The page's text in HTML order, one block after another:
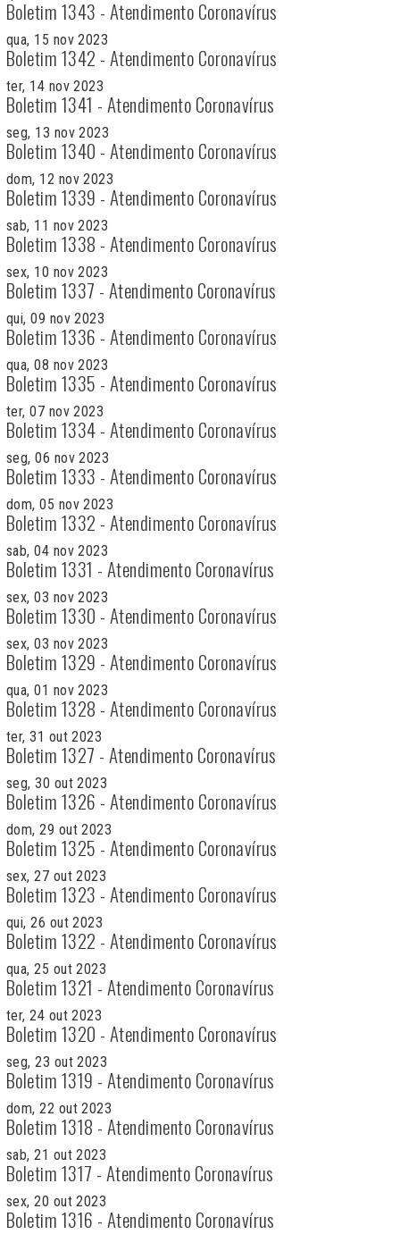
Boletim 1343 - Atendimento Coronavírus
qua, 15 nov 2023
Boletim 1342 - Atendimento Coronavírus
ter, 14 nov 2023
Boletim 1341 - Atendimento Coronavírus
seg, 13 nov 2023
Boletim 1340 - Atendimento Coronavírus
dom, 12 nov 2023
Boletim 1339 - Atendimento Coronavírus
sab, 11 nov 2023
Boletim 1338 - Atendimento Coronavírus
sex, 10 nov 2023
Boletim 1337 - Atendimento Coronavírus
qui, 09 nov 2023
Boletim 1336 - Atendimento Coronavírus
qua, 08 nov 2023
Boletim 1335 - Atendimento Coronavírus
ter, 07 nov 2023
Boletim 1334 - Atendimento Coronavírus
seg, 06 nov 2023
Boletim 1333 - Atendimento Coronavírus
dom, 05 nov 2023
Boletim 1332 - Atendimento Coronavírus
sab, 04 nov 2023
Boletim 1331 - Atendimento Coronavírus
sex, 03 nov 2023
Boletim 1330 - Atendimento Coronavírus
sex, 03 nov 2023
Boletim 1329 - Atendimento Coronavírus
qua, 01 nov 2023
Boletim 1328 - Atendimento Coronavírus
ter, 31 out 2023
Boletim 1327 - Atendimento Coronavírus
seg, 30 out 2023
Boletim 1326 - Atendimento Coronavírus
dom, 29 out 2023
Boletim 1325 - Atendimento Coronavírus
sex, 27 out 2023
Boletim 1323 - Atendimento Coronavírus
qui, 26 out 2023
Boletim 1322 - Atendimento Coronavírus
qua, 25 out 2023
Boletim 1321 - Atendimento Coronavírus
ter, 24 out 2023
Boletim 1320 - Atendimento Coronavírus
seg, 23 out 2023
Boletim 1319 - Atendimento Coronavírus
dom, 22 out 2023
Boletim 1318 - Atendimento Coronavírus
sab, 21 out 2023
Boletim 1317 - Atendimento Coronavírus
sex, 20 out 2023
Boletim 1316 - Atendimento Coronavírus